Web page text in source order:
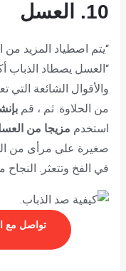
10. العسل
“يتم اصطياد المزيد من
“العسل يصطاد الذباب
والأقوال الشائعة التي
من الحلاوة. ثم ، قم
استخدم مزيجا من
صغيرة على مرأى من
في الفخ وتتعثر.
تواصل مع